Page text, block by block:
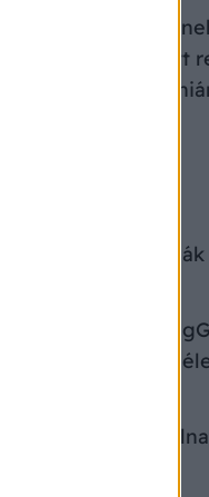
számára
túlzott
egy
kimutatását az
inkább az
tesztet